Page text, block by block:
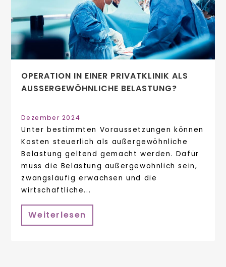
OPERATION IN EINER PRIVATKLINIK ALS
AUSSERGEWÖHNLICHE BELASTUNG?
Dezember 2024
Unter bestimmten Voraussetzungen können
Kosten steuerlich als außergewöhnliche
Belastung geltend gemacht werden. Dafür
muss die Belastung außergewöhnlich sein,
zwangsläufig erwachsen und die
wirtschaftliche...
Weiterlesen